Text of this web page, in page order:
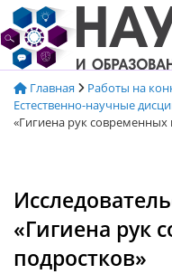
Перейти
к
содержимому
Главная Работы на
Естественно-научные
«Гигиена рук современных
«Гигиена рук
подростков»